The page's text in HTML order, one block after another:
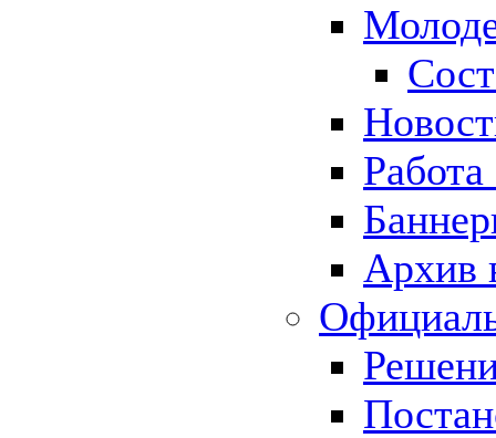
Архив